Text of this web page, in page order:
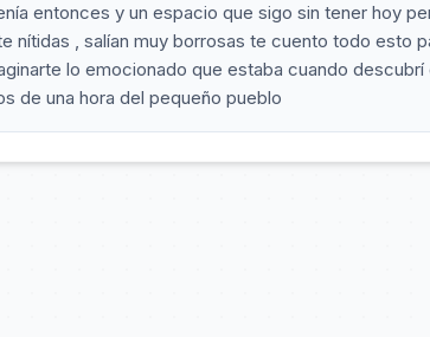
entonces y un espacio que sigo sin tener hoy
nítidas , salían muy borrosas te cuento todo esto
lo emocionado que estaba cuando
de una hora del pequeño pueblo